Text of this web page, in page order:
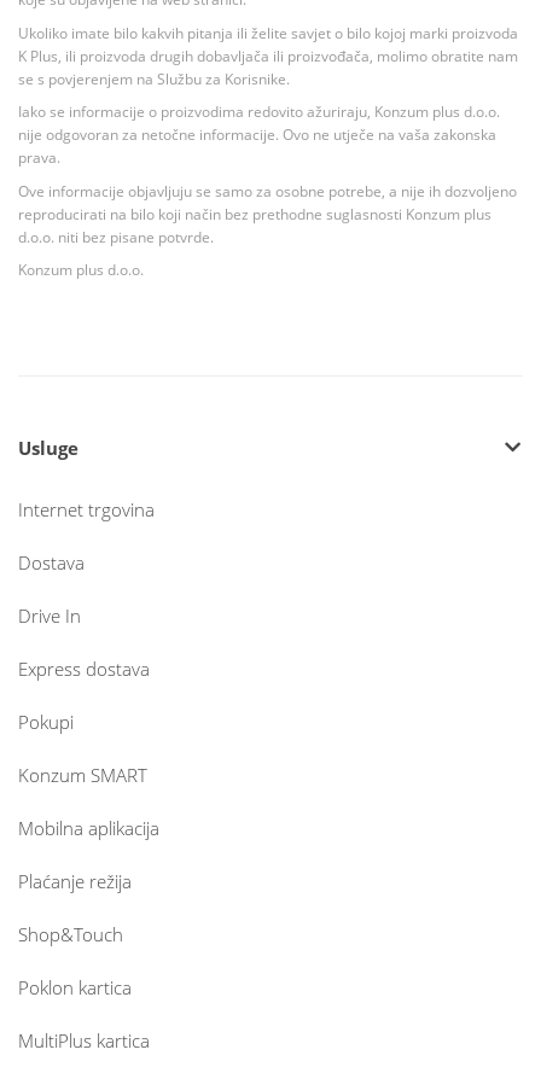
Ukoliko imate bilo kakvih pitanja ili želite savjet o bilo kojoj marki proizvoda
K Plus, ili proizvoda drugih dobavljača ili proizvođača, molimo obratite nam
se s povjerenjem na Službu za Korisnike.
Iako se informacije o proizvodima redovito ažuriraju, Konzum plus d.o.o.
nije odgovoran za netočne informacije. Ovo ne utječe na vaša zakonska
prava.
Ove informacije objavljuju se samo za osobne potrebe, a nije ih dozvoljeno
reproducirati na bilo koji način bez prethodne suglasnosti Konzum plus
d.o.o. niti bez pisane potvrde.
Konzum plus d.o.o.
Usluge
Internet trgovina
Dostava
Drive In
Express dostava
Pokupi
Konzum SMART
Mobilna aplikacija
Plaćanje režija
Shop&Touch
Poklon kartica
MultiPlus kartica